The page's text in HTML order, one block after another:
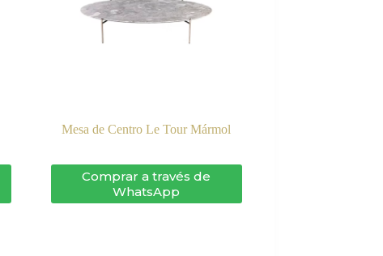
Mesa de Centro Le Tour Mármol
Comprar a través de
WhatsApp